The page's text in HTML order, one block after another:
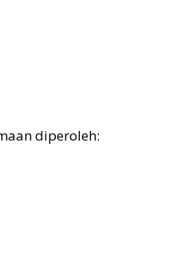
diperoleh: